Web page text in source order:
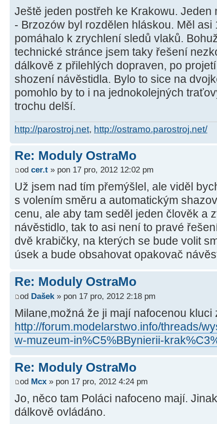
Ještě jeden postřeh ke Krakowu.
- Brzozów byl rozdělen hláskou. Měl asi
pomáhalo k zrychlení sledů vlaků.
technické stránce jsem taky řešení
dálkově z přilehlých dopraven, po
shození návěstidla. Bylo to sice na
pomohlo by to i na jednokolejných
trochu delší.
http://parostroj.net, http://ostramo.parostroj.net/
Re: Moduly OstraMo
od cer.t » pon 17 pro, 2012 12:02 pm
Už jsem nad tím přemýšlel, ale viděl
s volením směru a automatickým
cenu, ale aby tam seděl jeden člověk a
návěstidlo, tak to asi není to pravé
dvě krabičky, na kterých se bude volit
úsek a bude obsahovat opakovač
Re: Moduly OstraMo
od Dašek » pon 17 pro, 2012 2:18 pm
Milane,možná že ji mají nafocenou kluci
http://forum.modelarstwo.info/threads/
w-muzeum-in%C5%BBynierii-
Re: Moduly OstraMo
od Mcx » pon 17 pro, 2012 4:24 pm
Jo, něco tam Poláci nafoceno mají.
dálkově ovládáno.